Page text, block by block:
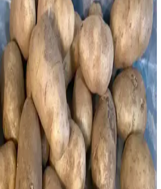
krakerlerin kıtır kalması, yağlı ve şekerli
doğru ekleme zamanı gibi tekniklerle sağlanır.
nem emmesini engeller ve dokuyu korur.
Hazırlama Yöntemi: Zaman
Sağlayan Pratik Çözüm
hazırlama yöntemi, zor ve uzun süren
hazırlayıp dondurarak zaman ve enerji
yemek çeşitliliğini artırırken, yoğun
pratik çözümler sunar.
Bir Kısmını Çözdürme ve Saklama
Detaylı Rehber
bir kısmını çözdürme ve saklama
donmuş paketi kesme ve pişirip
kaliteyi koruyarak israfı önlemeye